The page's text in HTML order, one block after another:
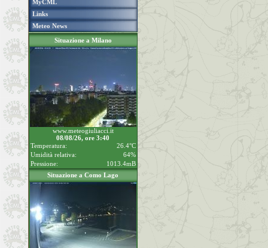
MyCML
Links
Meteo News
Situazione a Milano
www.meteogiuliacci.it
08/08/26, ore 3:40
Temperatura:
26.4°C
Umidità relativa:
64%
Pressione:
1013.4mB
Situazione a Como Lago